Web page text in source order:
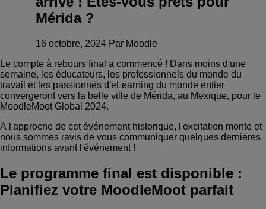
Mérida ?
16 octobre, 2024 Par Moodle
Le compte à rebours final a commencé ! Dans moins d'une
semaine, les éducateurs, les professionnels du monde du
travail et les passionnés d'eLearning du monde entier
convergeront vers la belle ville de Mérida, au Mexique, pour le
MoodleMoot Global 2024.
À l'approche de cet événement historique, l'excitation monte et
nous sommes ravis de vous communiquer quelques dernières
informations avant l'événement !
Le programme final est disponible :
Planifiez votre MoodleMoot parfait